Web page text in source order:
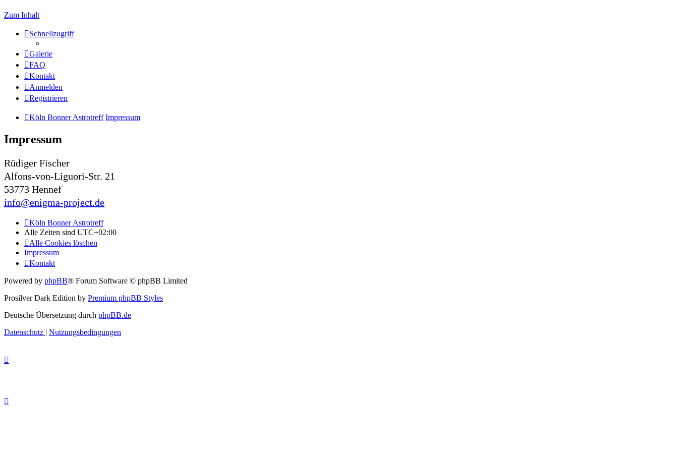
Zum Inhalt
Schnellzugriff
Galerie
FAQ
Kontakt
Anmelden
Registrieren
Köln Bonner Astrotreff Impressum
Impressum
Rüdiger Fischer
Alfons-von-Liguori-Str. 21
53773 Hennef
info@enigma-project.de
Köln Bonner Astrotreff
Alle Zeiten sind UTC+02:00
Alle Cookies löschen
Impressum
Kontakt
Powered by phpBB® Forum Software © phpBB Limited
Prosilver Dark Edition by Premium phpBB Styles
Deutsche Übersetzung durch phpBB.de
Datenschutz | Nutzungsbedingungen